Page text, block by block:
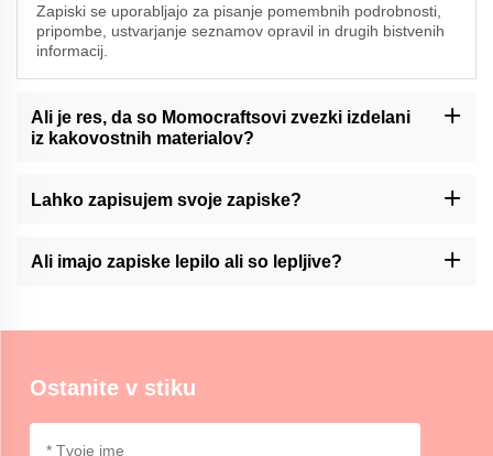
Zapiski se uporabljajo za pisanje pomembnih podrobnosti,
pripombe, ustvarjanje seznamov opravil in drugih bistvenih
informacij.
Ali je res, da so Momocraftsovi zvezki izdelani
iz kakovostnih materialov?
vrhunskih materialov.
Lahko zapisujem svoje zapiske?
kontaktirajte nas prek naše stranke za več informacij.
Ali imajo zapiske lepilo ali so lepljive?
Ostanite v stiku